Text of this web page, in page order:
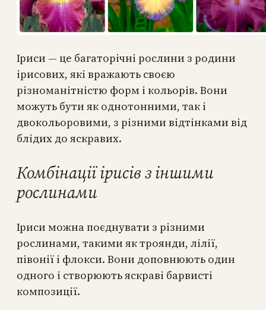
Іриси — це багаторічні рослини з родини
ірисових, які вражають своєю
різноманітністю форм і кольорів. Вони
можуть бути як однотонними, так і
двокольоровими, з різними відтінками від
блідих до яскравих.
Комбінації ірисів з іншими
рослинами
Іриси можна поєднувати з різними
рослинами, такими як троянди, лілії,
півонії і флокси. Вони доповнюють один
одного і створюють яскраві барвисті
композиції.